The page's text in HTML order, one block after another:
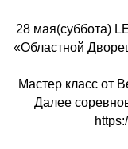
28 мая(суббота)
«Областной
Мастер класс от
Далее